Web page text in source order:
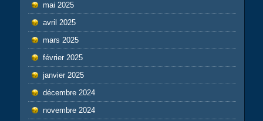
mai 2025
avril 2025
mars 2025
février 2025
janvier 2025
décembre 2024
novembre 2024